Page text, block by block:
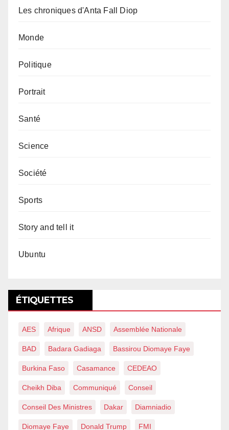
Les chroniques d'Anta Fall Diop
Monde
Politique
Portrait
Santé
Science
Société
Sports
Story and tell it
Ubuntu
ÉTIQUETTES
AES Afrique ANSD Assemblée Nationale
BAD Badara Gadiaga Bassirou Diomaye Faye
Burkina Faso Casamance CEDEAO
Cheikh Diba Communiqué Conseil
Conseil Des Ministres Dakar Diamniadio
Diomaye Faye Donald Trump FMI